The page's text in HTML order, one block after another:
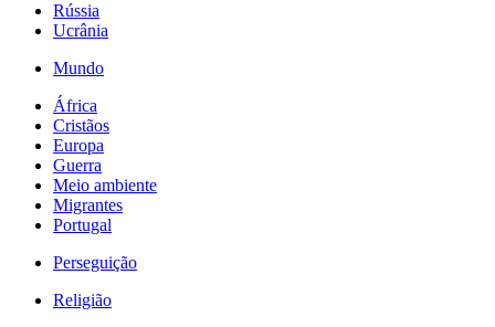
Rússia
Ucrânia
Mundo
África
Cristãos
Europa
Guerra
Meio ambiente
Migrantes
Portugal
Perseguição
Religião